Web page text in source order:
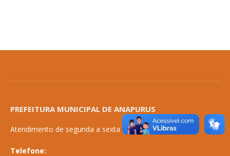
PREFEITURA MUNICIPAL DE ANAPURUS
Atendimento de segunda a sexta de 08:00 às 14:00
Telefone: